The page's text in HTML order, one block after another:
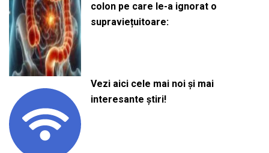
colon pe care le-a ignorat o
supraviețuitoare:
Vezi aici cele mai noi și mai
interesante știri!